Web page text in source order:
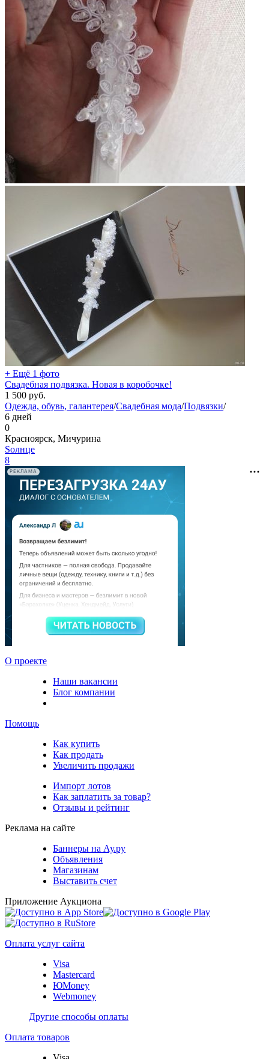
+ Ещё 1 фото
Свадебная подвязка. Новая в коробочке!
1 500 руб.
Одежда, обувь, галантерея/Свадебная мода/Подвязки/
6 дней
0
Красноярск, Мичурина
Sолнце
8
РЕКЛАМА
О проекте
Наши вакансии
Блог компании
Помощь
Как купить
Как продать
Увеличить продажи
Импорт лотов
Как заплатить за товар?
Отзывы и рейтинг
Реклама на сайте
Баннеры на Ау.ру
Объявления
Магазинам
Выставить счет
Приложение Аукциона
Оплата услуг сайта
Visa
Mastercard
ЮMoney
Webmoney
Другие способы оплаты
Оплата товаров